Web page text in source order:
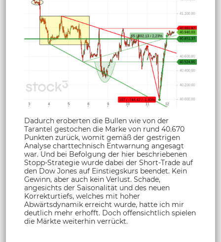
Dadurch eroberten die Bullen wie von der
Tarantel gestochen die Marke von rund 40.670
Punkten zurück, womit gemäß der gestrigen
Analyse charttechnisch Entwarnung angesagt
war. Und bei Befolgung der hier beschriebenen
Stopp-Strategie wurde dabei der Short-Trade auf
den Dow Jones auf Einstiegskurs beendet. Kein
Gewinn, aber auch kein Verlust. Schade,
angesichts der Saisonalität und des neuen
Korrekturtiefs, welches mit hoher
Abwärtsdynamik erreicht wurde, hatte ich mir
deutlich mehr erhofft. Doch offensichtlich spielen
die Märkte weiterhin verrückt.